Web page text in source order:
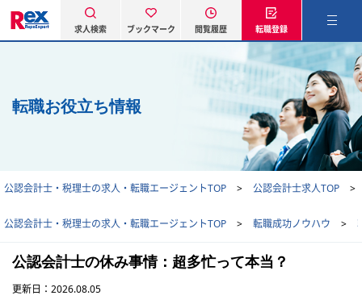
求人検索 ブックマーク 閲覧履歴 転職登録
転職お役立ち情報
公認会計士・税理士の求人・転職エージェントTOP 公認会計士求人TOP
公認会計士・税理士の求人・転職エージェントTOP 転職成功ノウハウ
公認会計士の休み事情：超多忙って本当？
更新日：2026.08.05